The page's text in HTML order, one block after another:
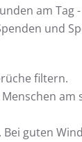
am Tag -
und
filtern.
am
guten